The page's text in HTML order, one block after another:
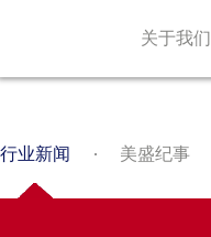
关于我们
行业新闻 美盛纪事